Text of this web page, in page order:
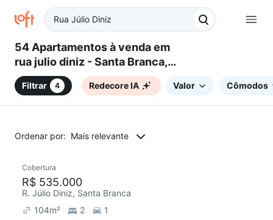
54 Apartamentos à venda em
rua julio diniz - Santa Branca,
Belo Horizonte, MG
Filtrar 4 Redecore IA Valor Cômodos
Ordenar por: Mais relevante
Redecorar
Cobertura
R$ 535.000
R. Júlio Diniz, Santa Branca
104m² 2
1